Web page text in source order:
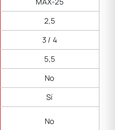
2,5
3 / 4
5,5
No
Sí
No